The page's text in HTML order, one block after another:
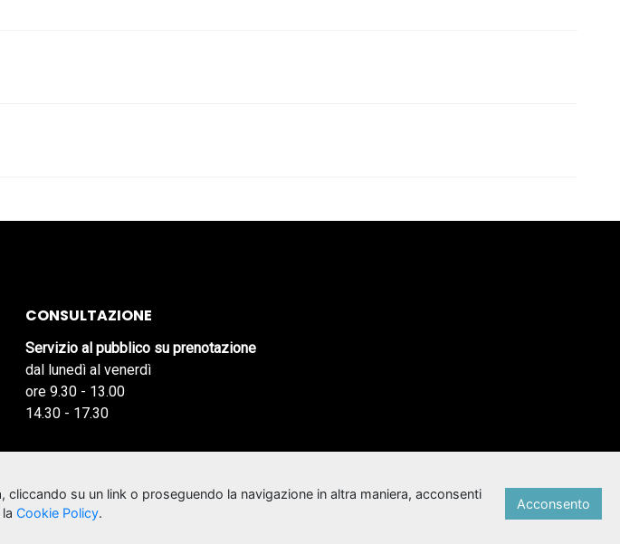
CONSULTAZIONE
Servizio al pubblico su prenotazione
dal lunedì al venerdì
ore 9.30 - 13.00
14.30 - 17.30
su un link o proseguendo la navigazione in altra maniera, acconsenti
Cookie Policy.
Acconsento